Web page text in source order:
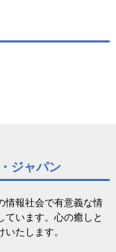
ジャパン
情報社会で有意義な情
います。心の癒しと
たします。